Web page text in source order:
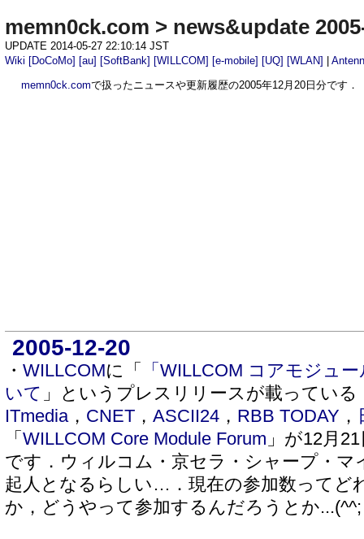
memn0ck.com > news&update
UPDATE 2014-05-27 22:10:14 JST
Wiki [DoCoMo] [au] [SoftBank] [WILLCOM] [e-mobile] [UQ] [WLAN] |
memn0ck.comで扱ったニュースや更新履歴の2005年12月20日分です．
2005-12-20
・WILLCOMに「
「WILLCOM コアモジュ
いて 」というプレスリリースが載っている
ITmedia， CNET ，ASCII24 ， RBB TODAY ，
「WILLCOM Core Module Forum 」が12月
です．ウィルコム・京セラ・シャープ・マ
起人となるらしい…．現在の参加数ってど
か，どうやって参加するんだろうとか...(^^;